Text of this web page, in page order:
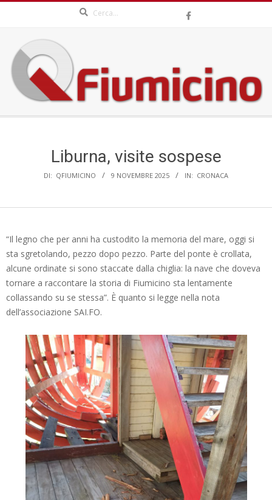
content
QFIUMICINO.COM
Liburna, visite sospese
DI: QFIUMICINO 9 NOVEMBRE 2025 IN: CRONACA
“Il legno che per anni ha custodito la memoria del mare, oggi si
sta sgretolando, pezzo dopo pezzo. Parte del ponte è crollata,
alcune ordinate si sono staccate dalla chiglia: la nave che doveva
tornare a raccontare la storia di Fiumicino sta lentamente
collassando su se stessa”. È quanto si legge nella nota
dell’associazione SAI.FO.